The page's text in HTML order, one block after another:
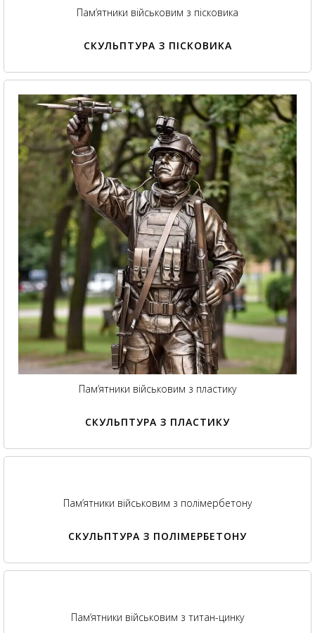
Пам’ятники військовим з пісковика
СКУЛЬПТУРА З ПІСКОВИКА
Пам’ятники військовим з пластику
СКУЛЬПТУРА З ПЛАСТИКУ
Пам’ятники військовим з полімербетону
СКУЛЬПТУРА З ПОЛІМЕРБЕТОНУ
Пам’ятники військовим з титан-цинку